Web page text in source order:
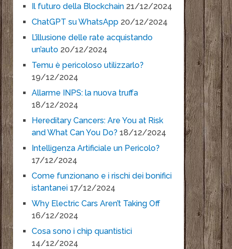
Il futuro della Blockchain 21/12/2024
ChatGPT su WhatsApp 20/12/2024
L’illusione delle rate acquistando
un’auto 20/12/2024
Temu è pericoloso utilizzarlo?
19/12/2024
Allarme INPS: la nuova truffa
18/12/2024
Hereditary Cancers: Are You at Risk
and What Can You Do? 18/12/2024
Intelligenza Artificiale un Pericolo?
17/12/2024
Come funzionano e i rischi dei bonifici
istantanei 17/12/2024
Why Electric Cars Aren’t Taking Off
16/12/2024
Cosa sono i chip quantistici
14/12/2024